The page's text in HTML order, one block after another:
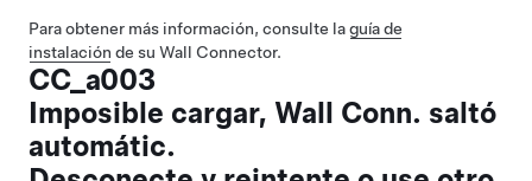
Para obtener más información, consulte laguía de
instalación de su Wall Connector.
CC_a003
Imposible cargar, Wall Conn. saltó
automátic.